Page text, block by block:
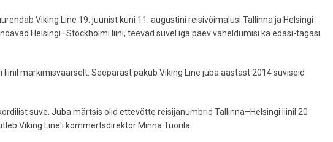
Viking Line 19. juunist kuni 11. augustini reisivõimalusi Tallinna ja Helsingi
Helsingi–Stockholmi liini, teevad suvel iga päev vaheldumisi ka edasi-tagasi
märkimisväärselt. Seepärast pakub Viking Line juba aastast 2014 suviseid
suve. Juba märtsis olid ettevõtte reisijanumbrid Tallinna–Helsingi liinil 20
Viking Line'i kommertsdirektor Minna Tuorila.